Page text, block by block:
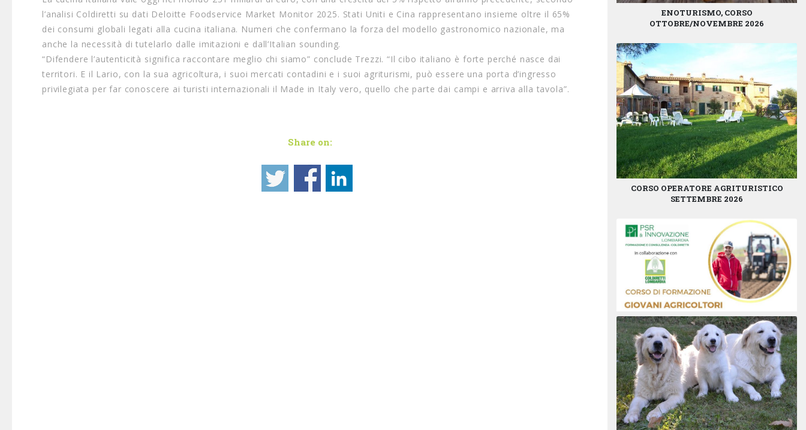
l’analisi Coldiretti su dati Deloitte Foodservice Market Monitor 2025. Stati Uniti e Cina rappresentano insieme oltre il 65%
dei consumi globali legati alla cucina italiana. Numeri che confermano la forza del modello gastronomico nazionale, ma
anche la necessità di tutelarlo dalle imitazioni e dall’Italian sounding.
“Difendere l’autenticità significa raccontare meglio chi siamo” conclude Trezzi. “Il cibo italiano è forte perché nasce dai
territori. E il Lario, con la sua agricoltura, i suoi mercati contadini e i suoi agriturismi, può essere una porta d’ingresso
privilegiata per far conoscere ai turisti internazionali il Made in Italy vero, quello che parte dai campi e arriva alla tavola”.
Share on:
ENOTURISMO, CORSO
OTTOBRE/NOVEMBRE 2026
CORSO OPERATORE AGRITURISTICO
SETTEMBRE 2026